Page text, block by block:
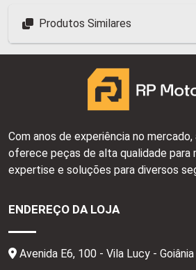
Produtos Similares
Com anos de experiência no
oferece peças de alta qualidade para
expertise e soluções para diversos
ENDEREÇO DA LOJA
Avenida E6, 100 - Vila Lucy - Goiânia